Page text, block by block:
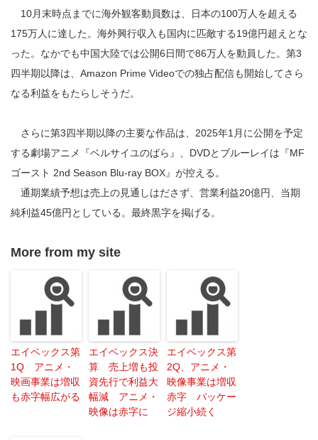
10月末時点までに海外観客動員数は、日本の100万人を超える
175万人に達した。海外興行収入も国内に匹敵する19億円超えとな
った。なかでも中国大陸では公開6日間で86万人を動員した。第3
四半期以降は、Amazon Prime Videoでの独占配信も開始してさら
なる利益をもたらしそうだ。
さらに第3四半期以降の主要な作品は、2025年1月に公開を予定
する劇場アニメ『ベルサイユのばら』、DVDとブルーレイは『MF
ゴースト 2nd Season Blu-ray BOX』が控える。
通期業績予想は売上の見通しはださず、営業利益20億円、当期
純利益45億円としている。最終黒字を掲げる。
More from my site
エイベックス第
1Q アニメ・
映画事業は増収
も赤字幅広がる
エイベックス決
算 売上増も投
資先行で利益大
幅減 アニメ・
映像は赤字に
エイベックス第
2Q、アニメ・
映像事業は増収
赤字 パッケー
ジ縮小続く